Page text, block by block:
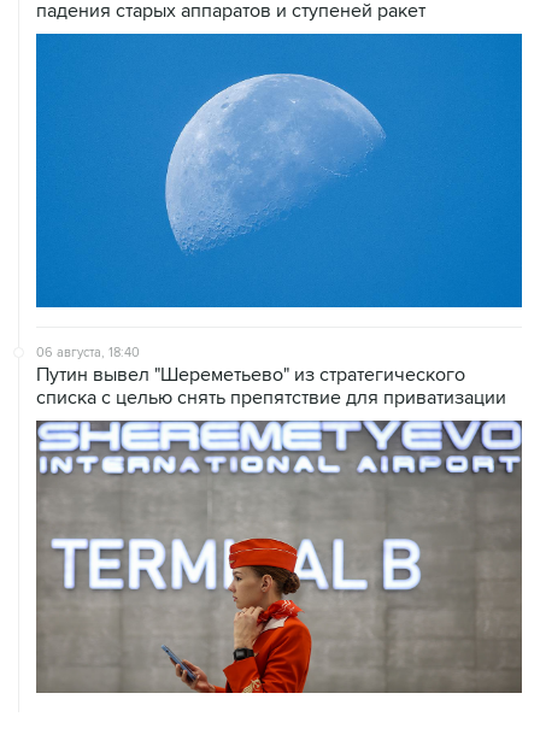
списка с целью снять препятствие для приватизации